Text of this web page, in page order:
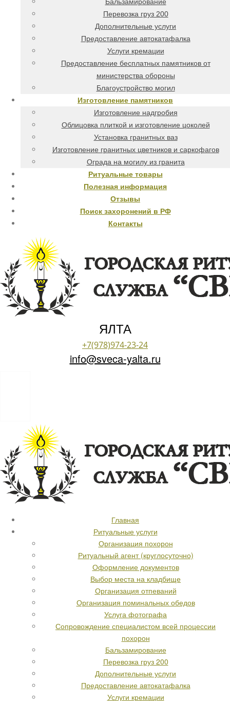
Перевозка груз 200
Дополнительные услуги
Предоставление автокатафалка
Услуги кремации
Предоставление бесплатных памятников от
министерства обороны
Благоустройство могил
Изготовление памятников
Изготовление надгробия
Облицовка плиткой и изготовление цоколей
Установка гранитных ваз
Изготовление гранитных цветников и саркофагов
Ограда на могилу из гранита
Ритуальные товары
Полезная информация
Отзывы
Поиск захоронений в РФ
Контакты
ЯЛТА
+7(978)974-23-24
info@sveca-yalta.ru
Главная
Ритуальные услуги
Организация похорон
Ритуальный агент (круглосуточно)
Оформление документов
Выбор места на кладбище
Организация отпеваний
Организация поминальных обедов
Услуга фотографа
Сопровождение специалистом всей процессии
похорон
Бальзамирование
Перевозка груз 200
Дополнительные услуги
Предоставление автокатафалка
Услуги кремации